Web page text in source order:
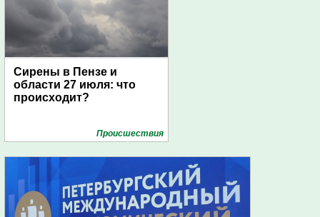
Сирены в Пензе и
области 27 июля: что
происходит?
Проиcшествия